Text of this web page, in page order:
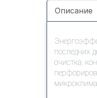
Описание
последних
очистка,